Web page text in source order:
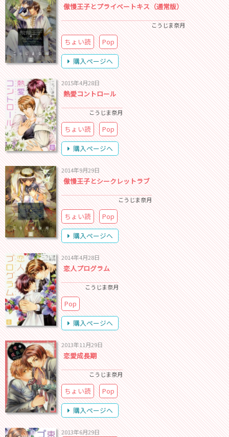
傲慢王子とプライベートキス（通常版）
こうじま奈月
ちょい読
Pop
購入ページへ
2015年4月28日
熱愛コントロール
こうじま奈月
ちょい読
Pop
購入ページへ
2014年9月29日
傲慢王子とシークレットラブ
こうじま奈月
ちょい読
Pop
購入ページへ
2014年4月28日
恋人プログラム
こうじま奈月
Pop
購入ページへ
2013年11月29日
恋愛成長期
こうじま奈月
ちょい読
Pop
購入ページへ
2013年6月29日